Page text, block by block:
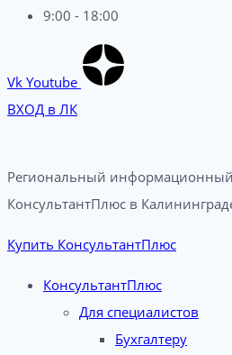
9:00 - 18:00
Vk Youtube
ВХОД в ЛК
Региональный
КонсультантПлюс в
Купить КонсультантПлюс
КонсультантПлюс
Для специалистов
Бухгалтеру